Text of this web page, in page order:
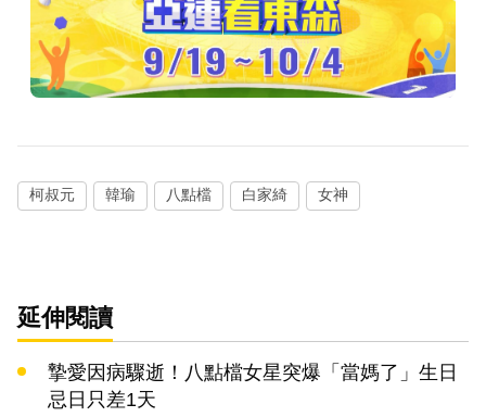
柯叔元 韓瑜 八點檔 白家綺 女神
延伸閱讀
摯愛因病驟逝！八點檔女星突爆「當媽了」生日
忌日只差1天